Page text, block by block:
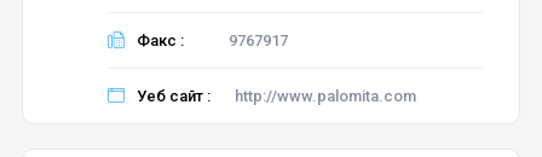
Факс : 9767917
Уеб сайт : http://www.palomita.com